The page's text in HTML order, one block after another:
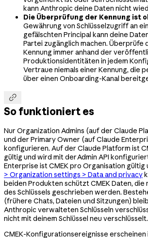
kann Anthropic deine Daten nicht
Die Überprüfung der Kennung ist
Gewährung von Schlüsselzugriff an
gefälschten Principal kann deine
Partei zugänglich machen. Überprüfe
Kennung immer anhand der
Produktionsidentitäten in jedem
Vertraue niemals einer Kennung, die
über einen Onboarding-Kanal

So funktioniert es
Nur Organization Admins (auf der Claude
und der Primary Owner (auf Claude
konfigurieren. Auf der Claude Platform ist
gültig und wird mit der Admin API
Enterprise ist CMEK pro Organisation gültig
> Organization settings > Data and privacy
beiden Produkten schützt CMEK Daten, die
des Schlüssels geschrieben werden.
(frühere Chats, Dateien und Sitzungen)
Anthropic verwalteten Schlüsseln
nicht mit deinem Schlüssel neu verschlüsselt.
CMEK-Konfigurationsereignisse erscheinen